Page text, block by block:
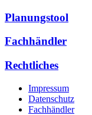
Planungstool
Fachhändler
Rechtliches
Impressum
Datenschutz
Fachhändler